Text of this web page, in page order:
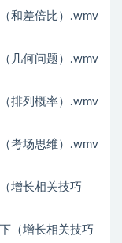
和差倍比）.wmv
几何问题）.wmv
排列概率）.wmv
考场思维）.wmv
增长相关技巧
（增长相关技巧